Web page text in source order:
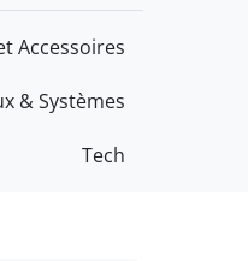
Accessoires
& Systèmes
Tech